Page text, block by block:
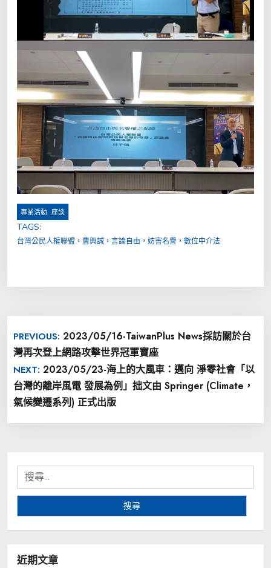
專業活動 座談
TAGS:
台灣公民人權聯盟，曹興誠，言論自由，妨害名譽，數位中介法
章
導
覽
PREVIOUS: 2023/05/16-TaiwanPlus News採訪關於台
灣再次登上網路攻擊世界冠軍寶座
NEXT: 2023/05/23-海上的大風車：邁向 淨零社會「以
台灣的離岸風電 發展為例」拙文由 Springer (Climate，
氣候變遷系列) 正式出版
搜
尋
近期文章